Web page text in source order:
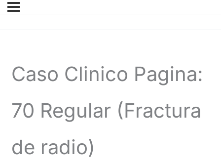
Caso Clinico Pagina:
70 Regular (Fractura
de radio)